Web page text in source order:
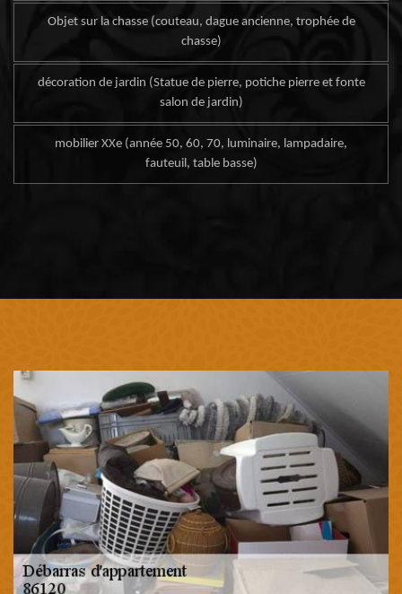
Objet sur la chasse (couteau, dague ancienne, trophée de
chasse)
décoration de jardin (Statue de pierre, potiche pierre et fonte
salon de jardin)
mobilier XXe (année 50, 60, 70, luminaire, lampadaire,
fauteuil, table basse)